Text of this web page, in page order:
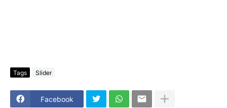
Tags Slider
Facebook